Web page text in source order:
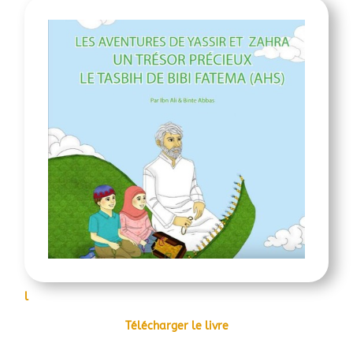
l
Télécharger le livre